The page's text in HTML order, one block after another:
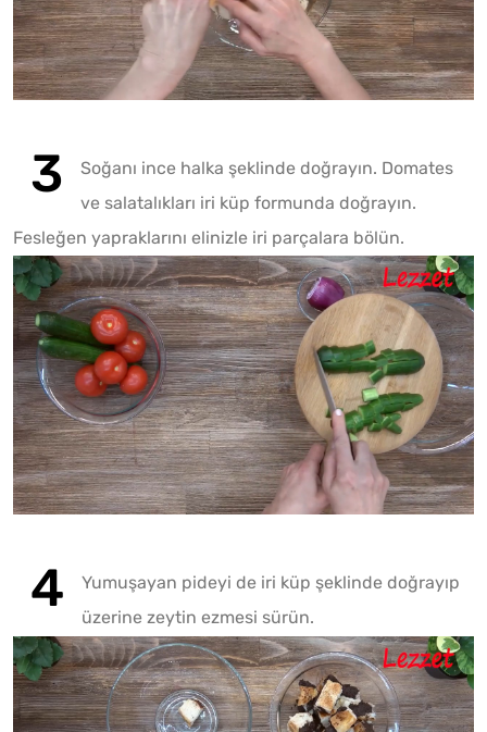
Soğanı ince halka şeklinde doğrayın. Domates
ve salatalıkları iri küp formunda doğrayın.
Fesleğen yapraklarını elinizle iri parçalara bölün.
Yumuşayan pideyi de iri küp şeklinde doğrayıp
üzerine zeytin ezmesi sürün.